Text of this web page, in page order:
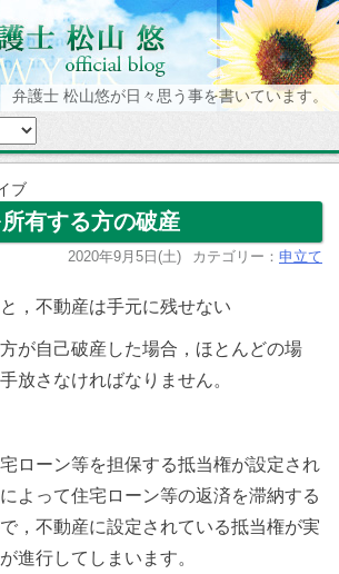
弁護士 松山悠が日々思う事を書いています。
ブ
有する方の破産
2020年9月5日(土) カテゴリー： 申立て
，不動産は手元に残せない
が自己破産した場合，ほとんどの場
放さなければなりません。
ローン等を担保する抵当権が設定され
よって住宅ローン等の返済を滞納する
，不動産に設定されている抵当権が実
進行してしまいます。